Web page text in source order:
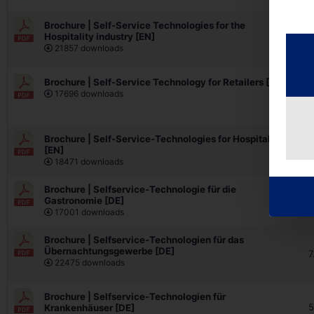
Brochure | Self-Service Technologies for the
Hospitality industry [EN]
21857 downloads
Brochure | Self-Service Technology for Retailers [EN]
17696 downloads
Brochure | Self-Service-Technologies for Hospitals
[EN]
18471 downloads
Brochure | Selfservice-Technologie für die
Gastronomie [DE]
17001 downloads
Brochure | Selfservice-Technologien für das
Übernachtungsgewerbe [DE]
22475 downloads
Brochure | Selfservice-Technologien für
Krankenhäuser [DE]